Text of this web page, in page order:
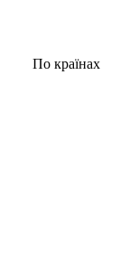
По країнах